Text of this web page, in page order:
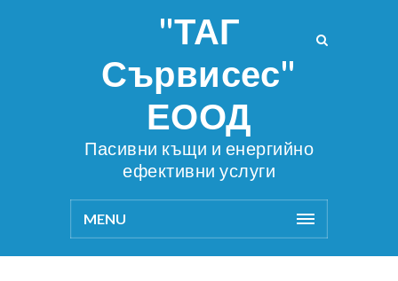
"ТАГ
Сървисес"
ЕООД
Пасивни къщи и енергийно
ефективни услуги
MENU